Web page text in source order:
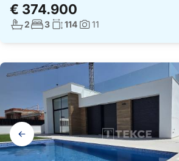
€ 374.900
Aantal badkamers:
2Aantal slaapkamers:
3Woonoppervlakte:
114Foto's:
11
Galerij
navigatie